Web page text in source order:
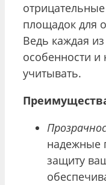
площадок для
Ведь каждая
особенности и
учитывать.
надежные
защиту